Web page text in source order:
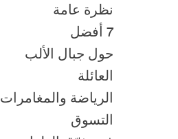
نظرة عامة
7 أفضل
حول جبال الألب
العائلة
الرياضة والمغامرات
التسوق